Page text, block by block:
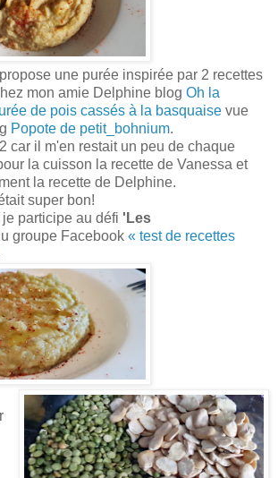
une purée inspirée par 2 recettes
mon amie Delphine blog Oh la
de pois cassés à la basquaise vue
Popote de petit_bohnium.
car il m'en restait un peu de chaque
la cuisson la recette de Vanessa et
la recette de Delphine.
super bon!
participe au défi 'Les
groupe Facebook « test de recettes